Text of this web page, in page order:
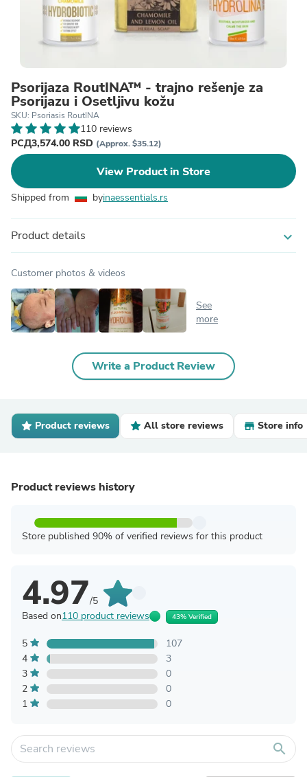
Psorijaza RoutINA™ - trajno rešenje za
Psorijazu i Osetljivu kožu
SKU: Psoriasis RoutINA
110 reviews
РСД3,574.00 RSD (Approx. $35.12)
View Product in Store
Shipped from byinaessentials.rs
Product details expand_more
Customer photos & videos
See
more
Write a Product Review
Product reviews All store reviews Store info
Product reviews history
Store published 90% of verified reviews for this product
4.97/5
Based on110 product reviews 43% Verified
5
107
4
3
3
0
2
0
1
0
search